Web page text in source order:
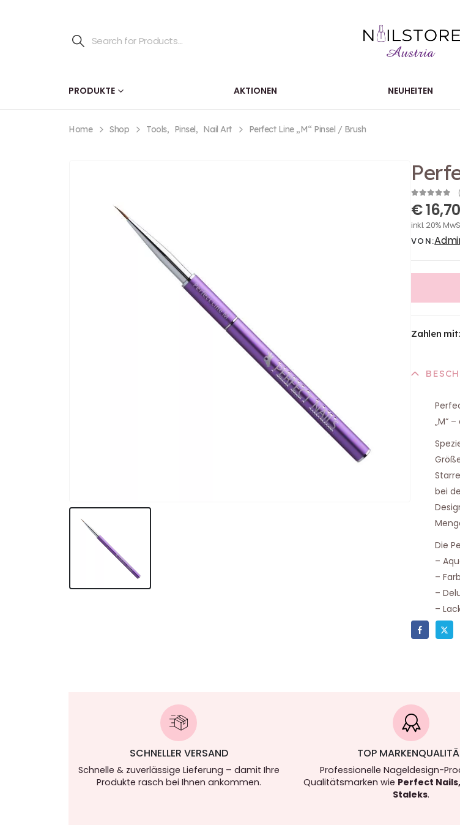
PRODUKTE AKTIONEN NEUHEITEN
Home Shop Tools, Pinsel, Nail Art Perfect Line „M“ Pinsel / Brush
out of 5
€16,70
inkl. 20%
VON:
Zahlen mit:
„M“
bei
Die
–
–
–
–
SCHNELLER VERSAND
Schnelle & zuverlässige Lieferung – damit Ihre
Produkte rasch bei Ihnen ankommen.
TOP
Professionelle Nageldesign-
Qualitätsmarken wie Perfect Nails,
Staleks.